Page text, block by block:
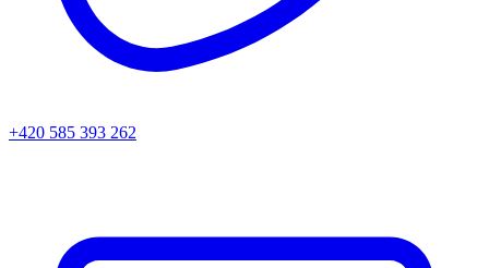
+420 585 393 262